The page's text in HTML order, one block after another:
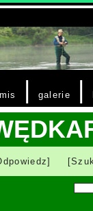
| galerie |